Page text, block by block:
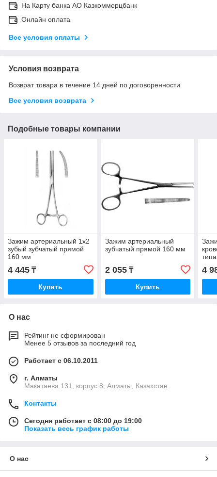
На Карту банка АО Казкоммерцбанк
Онлайн оплата
Все условия оплаты
Условия возврата
Возврат товара в течение 14 дней по договоренности
Все условия возврата
Подобные товары компании
Зажим артериальный 1х2
зубый зубчатый прямой
160 мм
4 445 ₸
Купить
Зажим артериальный
зубчатый прямой 160 мм
2 055₸
Купить
4
О нас
Рейтинг не сформирован
Менее 5 отзывов за последний год
Работает с 06.10.2011
г. Алматы
Макатаева 131, корпус 8, Алматы, Казахстан
Контакты
Сегодня работает с 08:00 до 19:00
Показать весь график работы
О нас